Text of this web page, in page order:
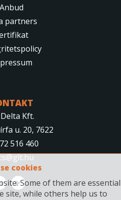
Anbud
partners
Kft.
u. 20, 7622
516 460
cookies
Some of them are essential
site, while others help us to